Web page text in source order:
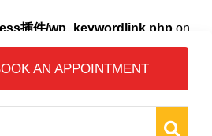
插件/wp_keywordlink.php on
AN APPOINTMENT